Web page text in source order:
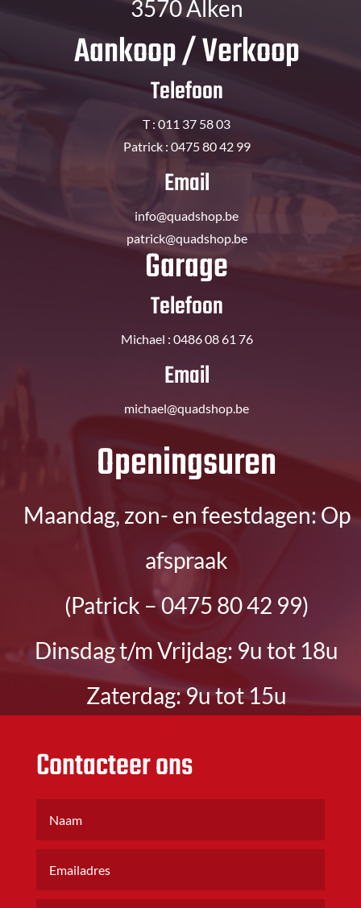
3570 Alken
Aankoop / Verkoop
Telefoon
T : 011 37 58 03
Patrick : 0475 80 42 99
Email
info@quadshop.be
patrick@quadshop.be
Garage
Telefoon
Michael : 0486 08 61 76
Email
michael@quadshop.be
​Openingsuren
Maandag, zon- en feestdagen: Op
afspraak
(Patrick – 0475 80 42 99)
Dinsdag t/m Vrijdag: 9u tot 18u
Zaterdag: 9u tot 15u
Contacteer ons